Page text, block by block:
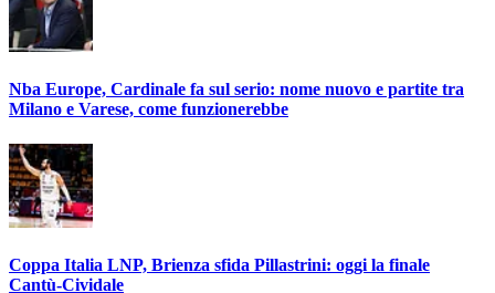
Nba Europe, Cardinale fa sul serio: nome nuovo e partite tra
Milano e Varese, come funzionerebbe
Coppa Italia LNP, Brienza sfida Pillastrini: oggi la finale
Cantù-Cividale